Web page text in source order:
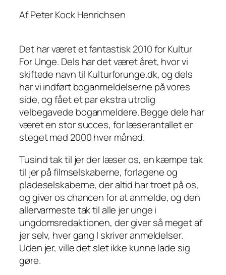
Af Peter Kock Henrichsen
Det har været et fantastisk 2010 for Kultur
For Unge. Dels har det været året, hvor vi
skiftede navn til Kulturforunge.dk, og dels
har vi indført boganmeldelserne på vores
side, og fået et par ekstra utrolig
velbegavede boganmeldere. Begge dele har
været en stor succes, for læserantallet er
steget med 2000 hver måned.
Tusind tak til jer der læser os, en kæmpe tak
til jer på filmselskaberne, forlagene og
pladeselskaberne, der altid har troet på os,
og giver os chancen for at anmelde, og den
allervarmeste tak til alle jer unge i
ungdomsredaktionen, der giver så meget af
jer selv, hver gang I skriver anmeldelser.
Uden jer, ville det slet ikke kunne lade sig
gøre.